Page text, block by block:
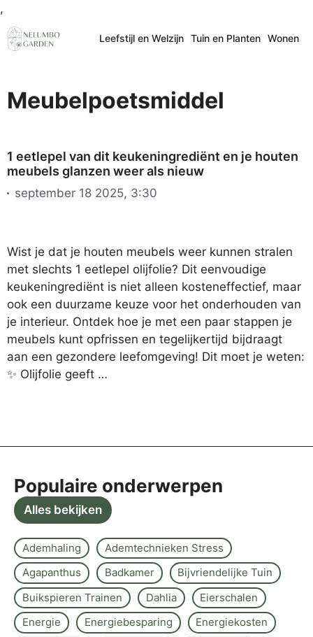
,
naar
de
Leefstijl en Welzijn Tuin en Planten Wonen
Meubelpoetsmiddel
1 eetlepel van dit keukeningrediënt en je houten
meubels glanzen weer als nieuw
september 18 2025, 3:30
Wist je dat je houten meubels weer kunnen stralen
met slechts 1 eetlepel olijfolie? Dit eenvoudige
keukeningrediënt is niet alleen kosteneffectief, maar
ook een duurzame keuze voor het onderhouden van
je interieur. Ontdek hoe je met een paar stappen je
meubels kunt opfrissen en tegelijkertijd bijdraagt
aan een gezondere leefomgeving! Dit moet je weten:
✨ Olijfolie geeft …
Populaire onderwerpen
Alles bekijken
Ademhaling
Ademtechnieken Stress
Agapanthus
Badkamer
Bijvriendelijke Tuin
Buikspieren Trainen
Dahlia
Eierschalen
Energie
Energiebesparing
Energiekosten